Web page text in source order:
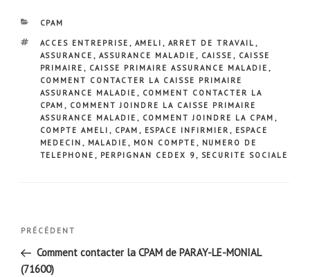
CATÉGORIES
CPAM
ÉTIQUETTES
ACCES ENTREPRISE , AMELI , ARRET DE TRAVAIL ,
ASSURANCE , ASSURANCE MALADIE , CAISSE , CAISSE
PRIMAIRE , CAISSE PRIMAIRE ASSURANCE MALADIE ,
COMMENT CONTACTER LA CAISSE PRIMAIRE
ASSURANCE MALADIE , COMMENT CONTACTER LA
CPAM , COMMENT JOINDRE LA CAISSE PRIMAIRE
ASSURANCE MALADIE , COMMENT JOINDRE LA CPAM ,
COMPTE AMELI , CPAM , ESPACE INFIRMIER , ESPACE
MEDECIN , MALADIE , MON COMPTE , NUMERO DE
TELEPHONE , PERPIGNAN CEDEX 9, SECURITE SOCIALE
Navigation
l’article
Article
précédent
PRÉCÉDENT
Comment contacter la CPAM de PARAY-LE-MONIAL
(71600)